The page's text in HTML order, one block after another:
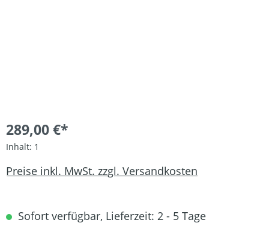
289,00 €*
Inhalt: 1
Preise inkl. MwSt. zzgl. Versandkosten
Sofort verfügbar, Lieferzeit: 2 - 5 Tage